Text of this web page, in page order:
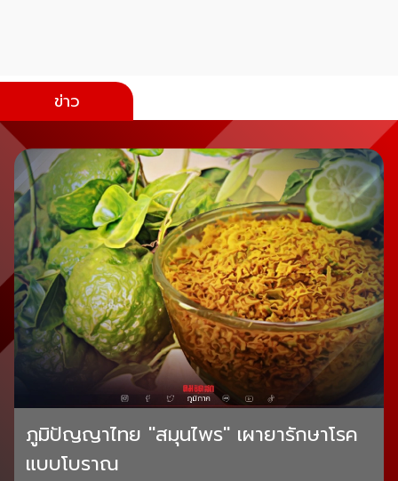
ข่าว
ภูมิปัญญาไทย "สมุนไพร" เผายารักษาโรค
แบบโบราณ